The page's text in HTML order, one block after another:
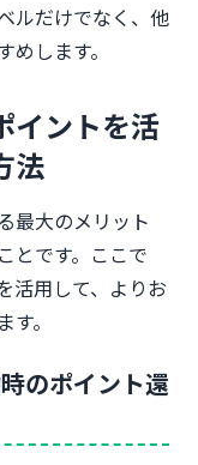
ルだけでなく、他
します。
イントを活
法
最大のメリット
とです。ここで
活用して、よりお
。
のポイント還